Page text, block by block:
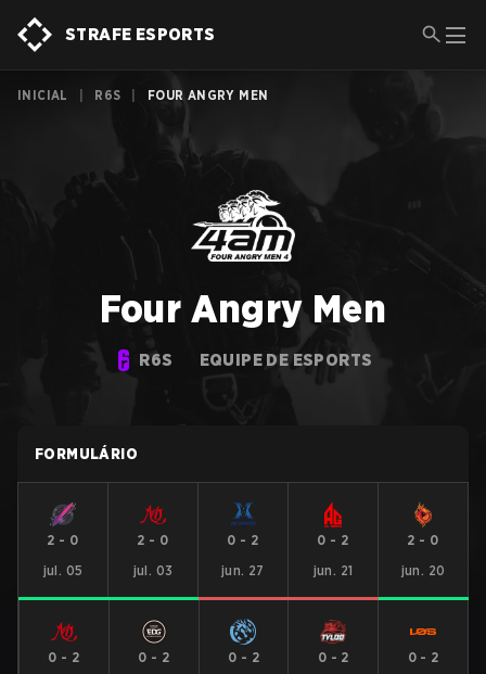
STRAFE ESPORTS
INICIAL R6S FOUR ANGRY MEN
Four Angry Men
R6S EQUIPE DE ESPORTS
FORMULÁRIO
2 - 0
jul. 05
2 - 0
jul. 03
0 - 2
jun. 27
0 - 2
jun. 21
2 - 0
jun. 20
0 - 2
0 - 2
0 - 2
0 - 2
0- 2